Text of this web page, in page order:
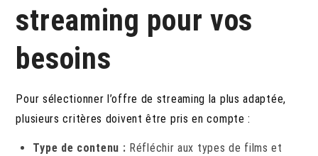
streaming pour vos
besoins
Pour sélectionner l’offre de streaming la plus adaptée,
plusieurs critères doivent être pris en compte :
Type de contenu : Réfléchir aux types de films et